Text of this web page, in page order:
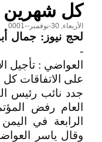
كل شهرين
الأربعاء, 30-نوفمبر--0001
لحج نيوز: جمال
-
العواضي : تأجيل
على الاتفاقات
جدد نائب رئيس
العام رفض
وقال ياسر